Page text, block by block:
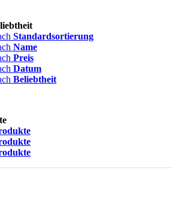
Standardsortierung
Name
Preis
Datum
Beliebtheit